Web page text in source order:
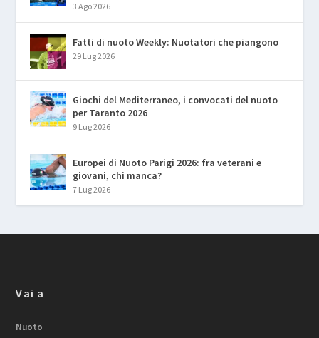
3 Ago 2026
Fatti di nuoto Weekly: Nuotatori che piangono
29 Lug 2026
Giochi del Mediterraneo, i convocati del nuoto
per Taranto 2026
9 Lug 2026
Europei di Nuoto Parigi 2026: fra veterani e
giovani, chi manca?
7 Lug 2026
Vai a
Nuoto